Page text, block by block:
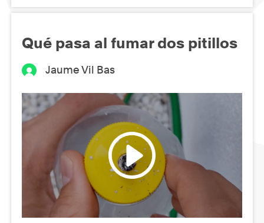
Qué pasa al fumar dos pitillos
Jaume Vil Bas